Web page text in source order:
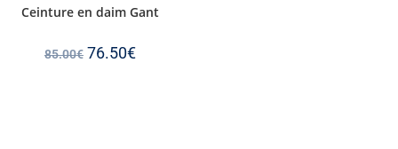
Ceinture en daim Gant
85.00€ 76.50€